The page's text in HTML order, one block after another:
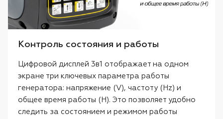
Контроль состояния и работы
Цифровой дисплей 3в1 отображает на одном
экране три ключевых параметра работы
генератора: напряжение (V), частоту (Hz) и
общее время работы (H). Это позволяет удобно
следить за состоянием и режимом работы